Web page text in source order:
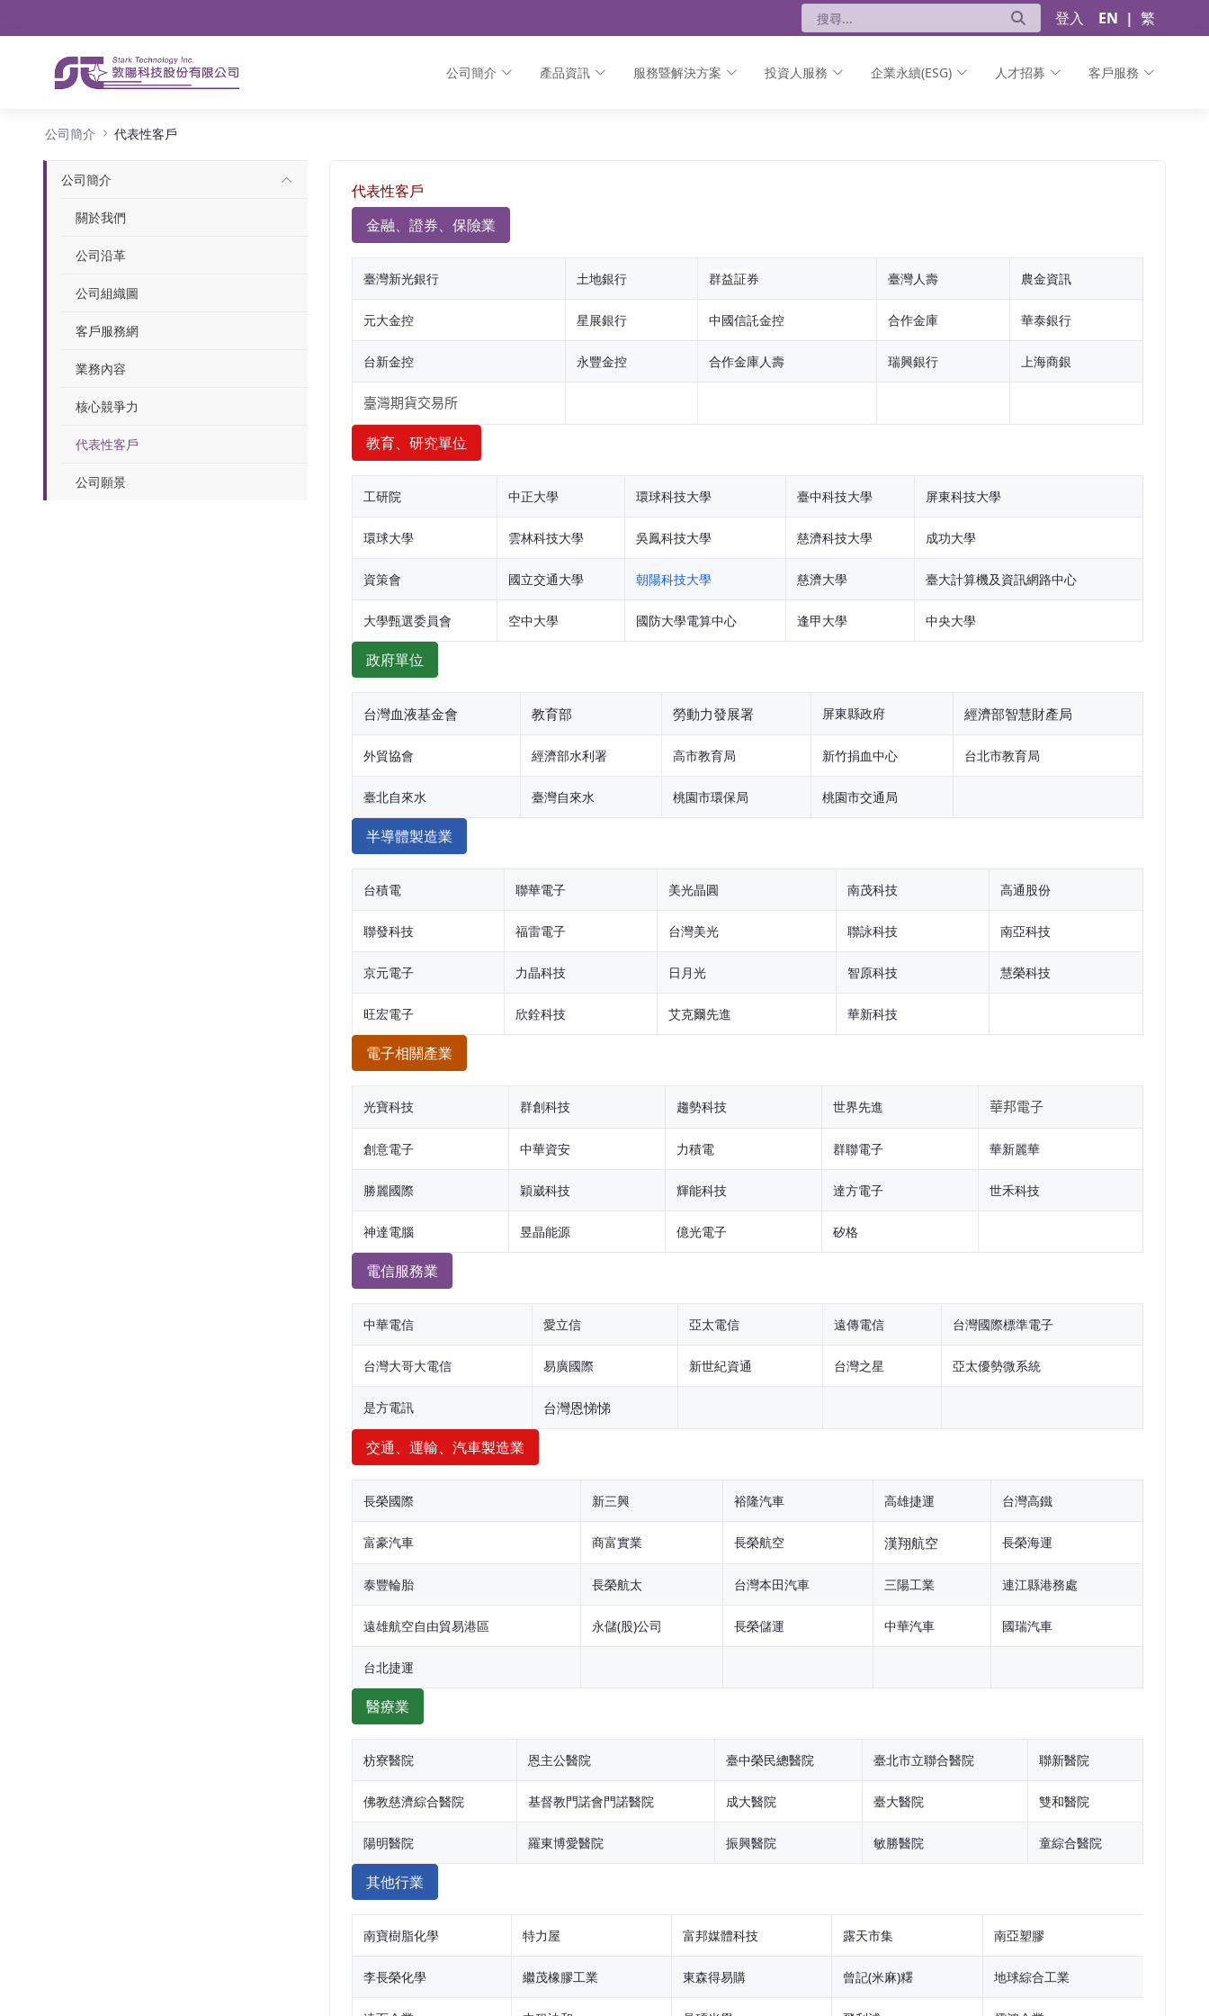
登入 EN | 繁
公司簡介 產品資訊 服務暨解決方案 投資人服務 企業永續(ESG) 人才招募 客戶服務
公司簡介 代表性客戶
公司簡介
關於我們
公司沿革
公司組織圖
客戶服務網
業務內容
核心競爭力
代表性客戶
公司願景
代表性客戶
金融、證券、保險業
臺灣新光銀行 土地銀行 群益証券 臺灣人壽 農金資訊
元大金控 星展銀行 中國信託金控 合作金庫 華泰銀行
台新金控 永豐金控 合作金庫人壽 瑞興銀行 上海商銀
臺灣期貨交易所
教育、研究單位
工研院 中正大學 環球科技大學 臺中科技大學 屏東科技大學
環球大學 雲林科技大學 吳鳳科技大學 慈濟科技大學 成功大學
資策會 國立交通大學 朝陽科技大學 慈濟大學 臺大計算機及資訊網路中心
大學甄選委員會 空中大學 國防大學電算中心 逢甲大學 中央大學
政府單位
台灣血液基金會 教育部 勞動力發展署 屏東縣政府 經濟部智慧財產局
外貿協會 經濟部水利署 高市教育局 新竹捐血中心 台北市教育局
臺北自來水 臺灣自來水 桃園市環保局 桃園市交通局
半導體製造業
台積電 聯華電子 美光晶圓 南茂科技 高通股份
聯發科技 福雷電子 台灣美光 聯詠科技 南亞科技
京元電子 力晶科技 日月光 智原科技 慧榮科技
旺宏電子 欣銓科技 艾克爾先進 華新科技
電子相關產業
光寶科技 群創科技 趨勢科技 世界先進 華邦電子
創意電子 中華資安 力積電 群聯電子 華新麗華
勝麗國際 穎崴科技 輝能科技 達方電子 世禾科技
神達電腦 昱晶能源 億光電子 矽格
電信服務業
中華電信 愛立信 亞太電信 遠傳電信 台灣國際標準電子
台灣大哥大電信 易廣國際 新世紀資通 台灣之星 亞太優勢微系統
是方電訊 台灣恩悌悌
交通、運輸、汽車製造業
長榮國際 新三興 裕隆汽車 高雄捷運 台灣高鐵
富豪汽車 商富實業 長榮航空 漢翔航空 長榮海運
泰豐輪胎 長榮航太 台灣本田汽車 三陽工業 連江縣港務處
遠雄航空自由貿易港區 永儲(股)公司 長榮儲運 中華汽車 國瑞汽車
台北捷運
醫療業
枋寮醫院 恩主公醫院 臺中榮民總醫院 臺北市立聯合醫院 聯新醫院
佛教慈濟綜合醫院 基督教門諾會門諾醫院 成大醫院 臺大醫院 雙和醫院
陽明醫院 羅東博愛醫院 振興醫院 敏勝醫院 童綜合醫院
其他行業
南寶樹脂化學 特力屋 富邦媒體科技 露天市集 南亞塑膠
李長榮化學 繼茂橡膠工業 東森得易購 曾記(米麻)糬 地球綜合工業